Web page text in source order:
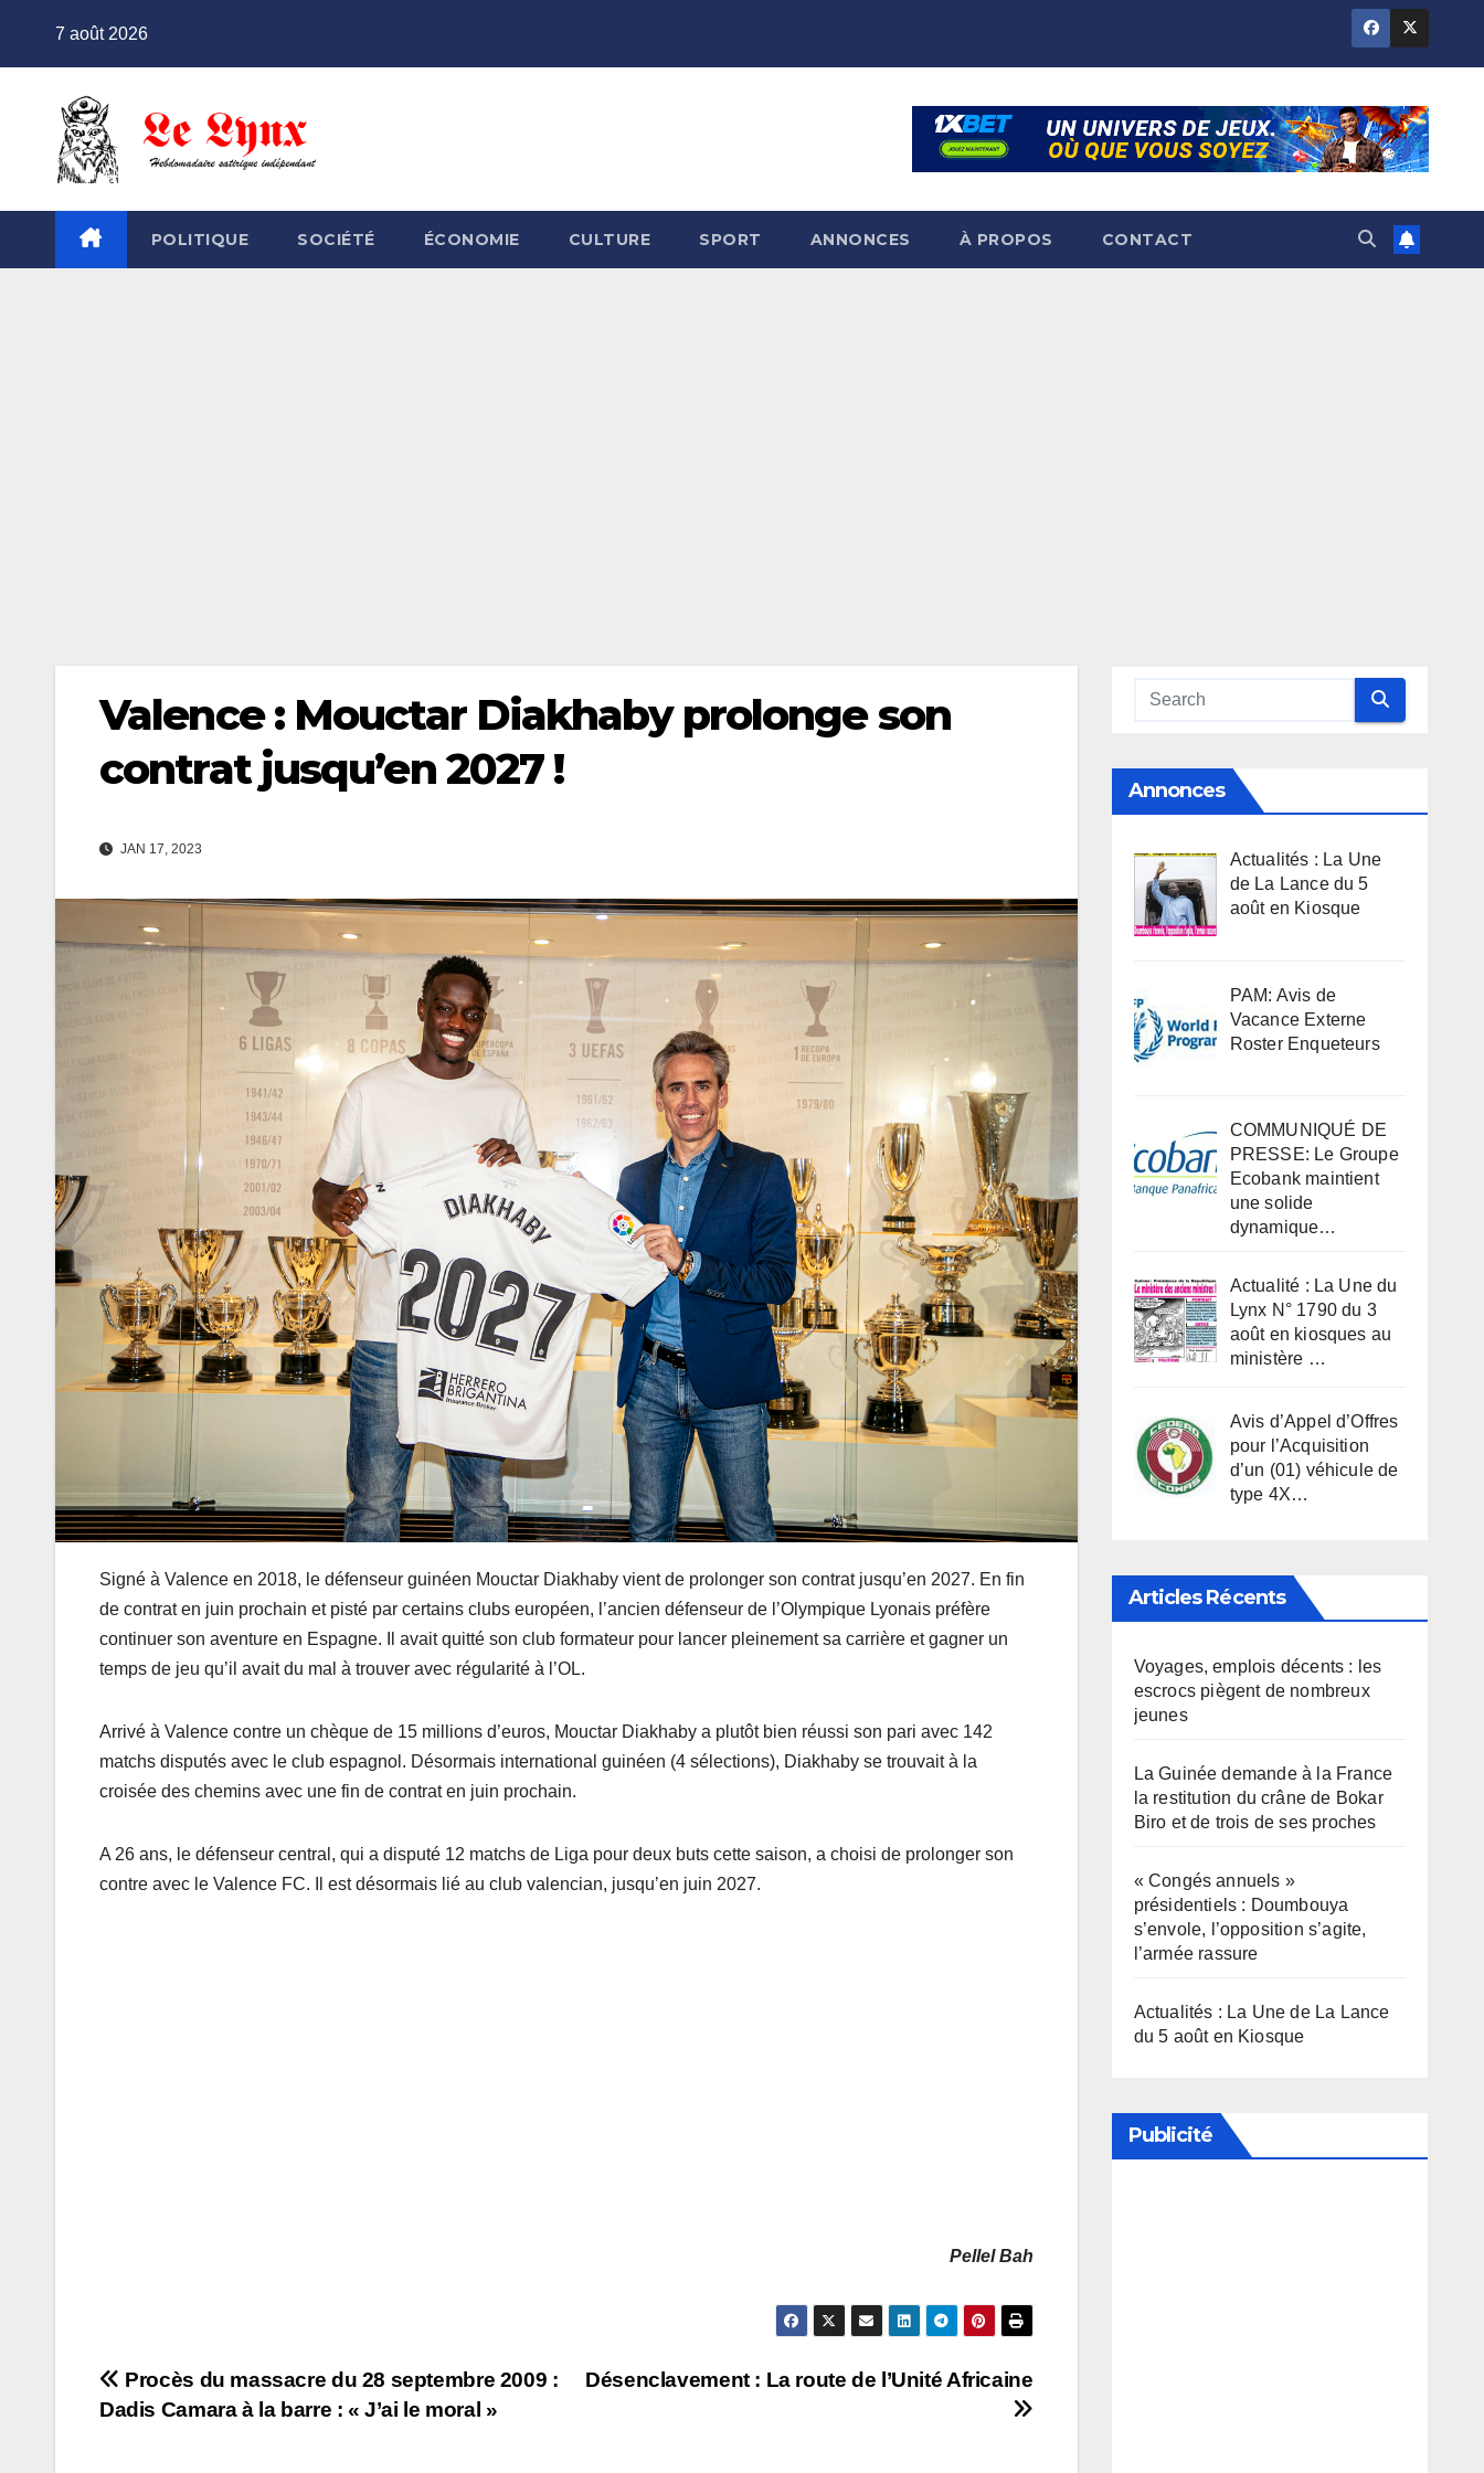
7 août 2026
POLITIQUE SOCIÉTÉ ÉCONOMIE CULTURE SPORT ANNONCES À PROPOS CONTACT
Valence : Mouctar Diakhaby prolonge son
contrat jusqu’en 2027 !
JAN 17, 2023
Signé à Valence en 2018, le défenseur guinéen Mouctar Diakhaby vient de prolonger son contrat jusqu’en 2027. En fin
de contrat en juin prochain et pisté par certains clubs européen, l’ancien défenseur de l’Olympique Lyonais préfère
continuer son aventure en Espagne. Il avait quitté son club formateur pour lancer pleinement sa carrière et gagner un
temps de jeu qu’il avait du mal à trouver avec régularité à l’OL.
Arrivé à Valence contre un chèque de 15 millions d’euros, Mouctar Diakhaby a plutôt bien réussi son pari avec 142
matchs disputés avec le club espagnol. Désormais international guinéen (4 sélections), Diakhaby se trouvait à la
croisée des chemins avec une fin de contrat en juin prochain.
A 26 ans, le défenseur central, qui a disputé 12 matchs de Liga pour deux buts cette saison, a choisi de prolonger son
contre avec le Valence FC. Il est désormais lié au club valencian, jusqu’en juin 2027.
Pellel Bah
Navigation
Désenclavement : La route de l’Unité Africaine
Procès du massacre du 28 septembre 2009 :
Dadis Camara à la barre : « J’ai le moral »
Annonces
Actualités : La Une
de La Lance du 5
août en Kiosque
PAM: Avis de
Vacance Externe
Roster Enqueteurs
COMMUNIQUÉ DE
PRESSE: Le Groupe
Ecobank maintient
une solide
dynamique…
Actualité : La Une du
Lynx N° 1790 du 3
août en kiosques au
ministère …
Avis d’Appel d’Offres
pour l’Acquisition
d’un (01) véhicule de
type 4X…
Articles Récents
Voyages, emplois décents : les
escrocs piègent de nombreux
jeunes
La Guinée demande à la France
la restitution du crâne de Bokar
Biro et de trois de ses proches
« Congés annuels »
présidentiels : Doumbouya
s’envole, l’opposition s’agite,
l’armée rassure
Actualités : La Une de La Lance
du 5 août en Kiosque
Publicité